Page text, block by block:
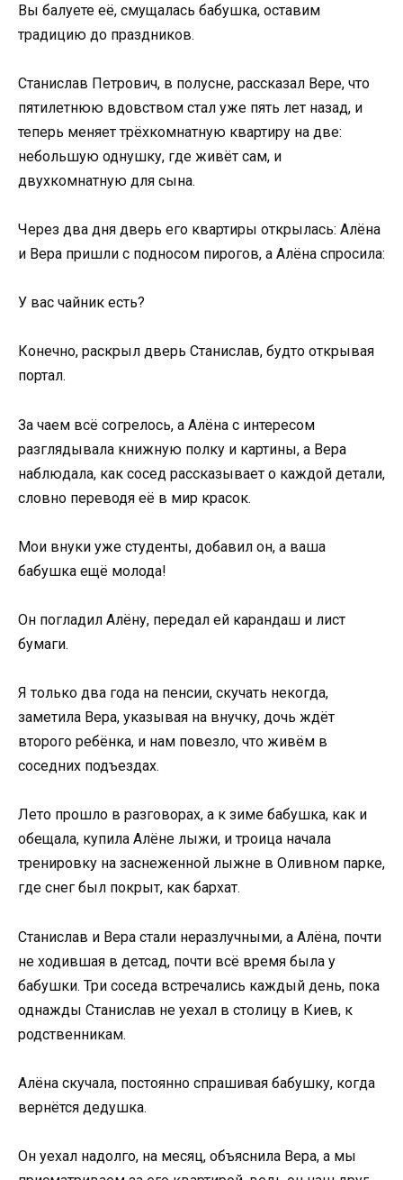
Вы балуете её, смущалась бабушка, оставим
традицию до праздников.
Станислав Петрович, в полусне, рассказал Вере, что
пятилетнюю вдовством стал уже пять лет назад, и
теперь меняет трёхкомнатную квартиру на две:
небольшую однушку, где живёт сам, и
двухкомнатную для сына.
Через два дня дверь его квартиры открылась: Алёна
и Вера пришли с подносом пирогов, а Алёна спросила:
У вас чайник есть?
Конечно, раскрыл дверь Станислав, будто открывая
портал.
За чаем всё согрелось, а Алёна с интересом
разглядывала книжную полку и картины, а Вера
наблюдала, как сосед рассказывает о каждой детали,
словно переводя её в мир красок.
Мои внуки уже студенты, добавил он, а ваша
бабушка ещё молода!
Он погладил Алёну, передал ей карандаш и лист
бумаги.
Я только два года на пенсии, скучать некогда,
заметила Вера, указывая на внучку, дочь ждёт
второго ребёнка, и нам повезло, что живём в
соседних подъездах.
Лето прошло в разговорах, а к зиме бабушка, как и
обещала, купила Алёне лыжи, и троица начала
тренировку на заснеженной лыжне в Оливном парке,
где снег был покрыт, как бархат.
Станислав и Вера стали неразлучными, а Алёна, почти
не ходившая в детсад, почти всё время была у
бабушки. Три соседа встречались каждый день, пока
однажды Станислав не уехал в столицу в Киев, к
родственникам.
Алёна скучала, постоянно спрашивая бабушку, когда
вернётся дедушка.
Он уехал надолго, на месяц, объяснила Вера, а мы